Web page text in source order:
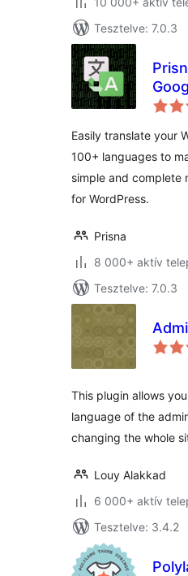
Tesztelve: 7.0.3
Easily translate your
100+ languages to
simple and complete
for WordPress.
Prisna
8 000+ aktív
Tesztelve: 7.0.3
This plugin allows
language of the
changing the whole
Louy Alakkad
6 000+ aktív
Tesztelve: 3.4.2